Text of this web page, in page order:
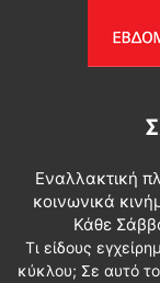
Εναλλακτική
κοινωνικά
Κάθε
Τι είδους
κύκλου; Σε αυτό